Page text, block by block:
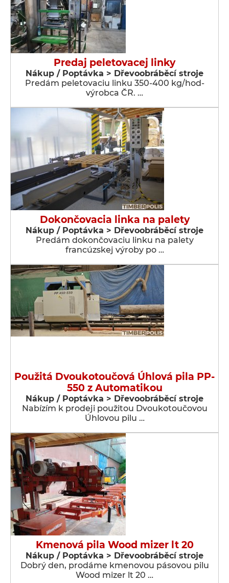
Predaj peletovacej linky
Nákup / Poptávka > Dřevoobráběcí stroje
Predám peletovaciu linku 350-400 kg/hod-
výrobca ČR. …
Dokončovacia linka na palety
Nákup / Poptávka > Dřevoobráběcí stroje
Predám dokončovaciu linku na palety
francúzskej výroby po …
Použitá Dvoukotoučová Úhlová pila PP-
550 z Automatikou
Nákup / Poptávka > Dřevoobráběcí stroje
Nabízím k prodeji použitou Dvoukotoučovou
Úhlovou pilu …
Kmenová pila Wood mizer lt 20
Nákup / Poptávka > Dřevoobráběcí stroje
Dobrý den, prodáme kmenovou pásovou pilu
Wood mizer lt 20 …